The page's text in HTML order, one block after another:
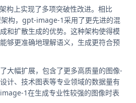
构上实现了多项突破性改进。相比
架构，gpt-image-1采用了更先进的混
和扩散生成的优势。这种架构使得模
够更准确地理解语义，生成更符合预
大幅扩展，包含了更多高质量的图像-
计、技术图表等专业领域的数据量有
1在生成专业性较强的图像时表